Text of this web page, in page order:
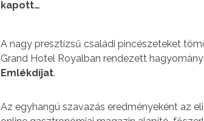
kapott…
A nagy presztízsű családi pincészeteket
Grand Hotel Royalban rendezett
Emlékdíjat.
Az egyhangú szavazás eredményeként az